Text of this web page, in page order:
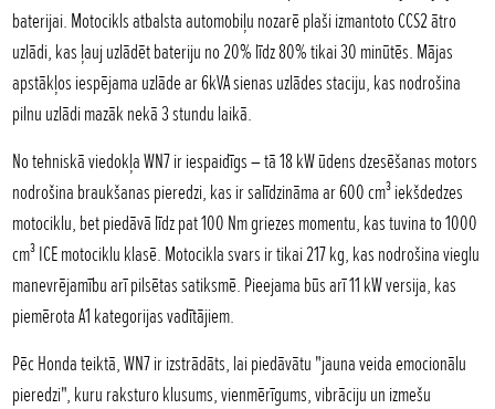
baterijai. Motocikls atbalsta automobiļu nozarē plaši izmantoto CCS2 ātro
uzlādi, kas ļauj uzlādēt bateriju no 20% līdz 80% tikai 30 minūtēs. Mājas
apstākļos iespējama uzlāde ar 6kVA sienas uzlādes staciju, kas nodrošina
pilnu uzlādi mazāk nekā 3 stundu laikā.
No tehniskā viedokļa WN7 ir iespaidīgs – tā 18 kW ūdens dzesēšanas motors
nodrošina braukšanas pieredzi, kas ir salīdzināma ar 600 cm³ iekšdedzes
motociklu, bet piedāvā līdz pat 100 Nm griezes momentu, kas tuvina to 1000
cm³ ICE motociklu klasē. Motocikla svars ir tikai 217 kg, kas nodrošina vieglu
manevrējamību arī pilsētas satiksmē. Pieejama būs arī 11 kW versija, kas
piemērota A1 kategorijas vadītājiem.
Pēc Honda teiktā, WN7 ir izstrādāts, lai piedāvātu "jauna veida emocionālu
pieredzi", kuru raksturo klusums, vienmērīgums, vibrāciju un izmešu